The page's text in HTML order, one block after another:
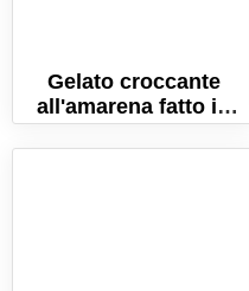
Gelato croccante
all'amarena fatto in
casa